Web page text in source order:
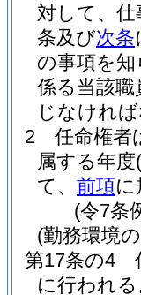
対して、
条及び次条
の事項を
係る当該
じなけれ
2
任命権者
属する年度
て、 前項
(令7条
(勤務環境
第17条の4
に行われ